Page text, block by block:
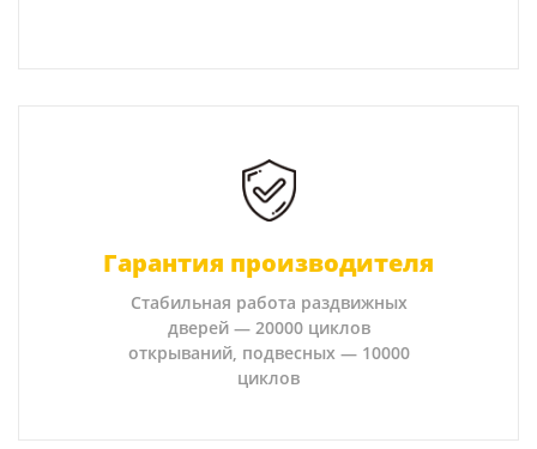
Гарантия производителя
Стабильная работа раздвижных
дверей — 20000 циклов
открываний, подвесных — 10000
циклов